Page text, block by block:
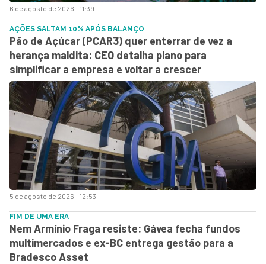
6 de agosto de 2026 - 11:39
5 de agosto de 2026 - 12:53
AÇÕES SALTAM 10% APÓS BALANÇO
Pão de Açúcar (PCAR3) quer enterrar de vez a
herança maldita: CEO detalha plano para
simplificar a empresa e voltar a crescer
FIM DE UMA ERA
Nem Armínio Fraga resiste: Gávea fecha fundos
multimercados e ex-BC entrega gestão para a
Bradesco Asset